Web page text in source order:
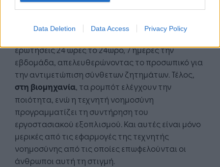
Data Deletion Data Access Privacy Policy
φυτοφαρμάκων, ενώστον τομέα της
εξυπηρέτησης πελατών, τα chatbots έχουν... μπει
ερωτήσεις 24 ώρες το 24ωρο, 7 ημέρες την
εβδομάδα, απελευθερώνοντας το προσωπικό για
την αντιμετώπιση σύνθετων ζητημάτων. Τέλος,
στη βιομηχανία, τα ρομπότ ελέγχουν την
ποιότητα, ενώ η τεχνητή νοημοσύνη
προγραμματίζει τη συντήρηση του
εργοστασιακού εξοπλισμού. Και αυτές είναι μόνο
μερικές από τις εφαρμογές της τεχνητής
νοημοσύνης από τις οποίες επωφελούνται οι
άνθρωποι αυτή τη στιγμή.